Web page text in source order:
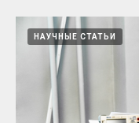
НАУЧНЫЕ СТАТЬИ